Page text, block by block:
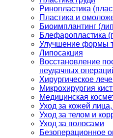
Ринопластика
Пластика и
Биоимплантинг
Блефаропластика
Улучшение формы
Липосакция
Восстановление
неудачных
Хирургическое
Микрохирургия
Медицинская
Уход за кожей
Уход за телом и
Уход за волосами
Безоперационное